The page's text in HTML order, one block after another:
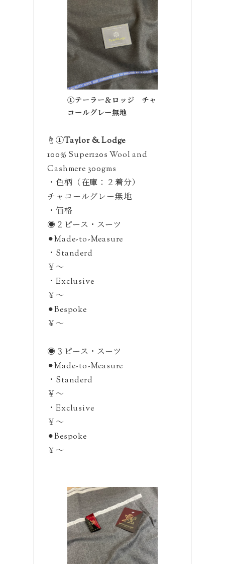
①テーラー＆ロッジ チャ
コールグレー無地
☝️①Taylor & Lodge
100% Super120s Wool and
Cashmere 300gms
・色柄（在庫：２着分）
チャコールグレー無地
・価格
◉２ピース・スーツ
⚫︎Made-to-Measure
・Standerd
￥〜
・Exclusive
￥〜
⚫︎Bespoke
￥〜
◉３ピース・スーツ
⚫︎Made-to-Measure
・Standerd
￥〜
・Exclusive
￥〜
⚫︎Bespoke
￥〜